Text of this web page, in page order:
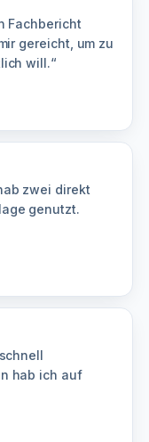
Fachbericht
gereicht, um zu
will.“
zwei direkt
genutzt.
hab ich auf